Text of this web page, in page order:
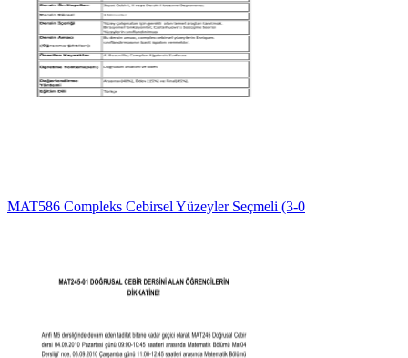
MAT586 Compleks Cebirsel Yüzeyler Seçmeli (3-0